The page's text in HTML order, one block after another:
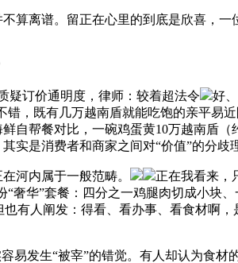
离谱。留正在心里的到底是欣喜，一
订价通明度，律师：较着超法令
好
，既有几万越南盾就能吃饱的亲平易
帮餐对比，一碗鸡蛋黄10万越南盾
实是消费者和商家之间对“价值”的分歧
河内属于一般范畴。
正在我看来，
奢华”套餐：四分之一鸡腿肉切成小块
有人阐发：得看、看办事、看食材啊
发生“被宰”的错觉。有人却认为食